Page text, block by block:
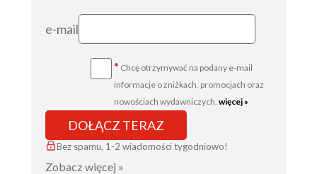
e-mail
* Chcę otrzymywać na podany e-mail
informacje o zniżkach, promocjach oraz
nowościach wydawniczych. więcej »
DOŁĄCZ TERAZ
Bez spamu, 1-2 wiadomości tygodniowo!
Zobacz więcej »